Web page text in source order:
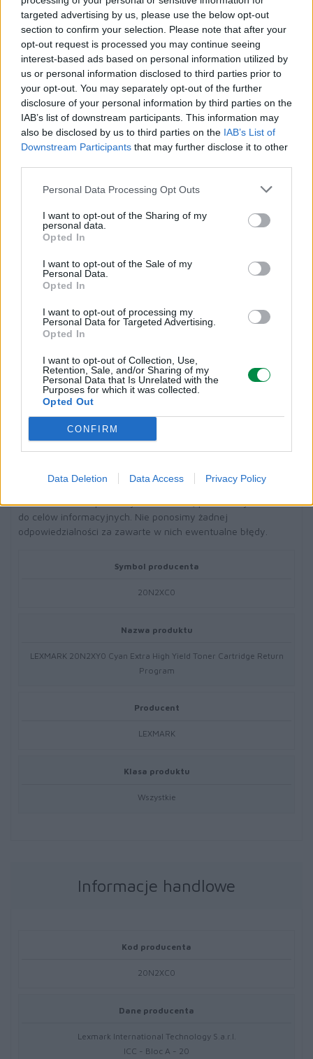
targeted advertising by us, please use the below opt-out
section to confirm your selection. Please note that after your
opt-out request is processed you may continue seeing
interest-based ads based on personal information utilized by
us or personal information disclosed to third parties prior to
your opt-out. You may separately opt-out of the further
disclosure of your personal information by third parties on the
IAB’s list of downstream participants. This information may
also be disclosed by us to third parties on the IAB’s List of
Downstream Participants that may further disclose it to other
Personal Data Processing Opt Outs
I want to opt-out of the Sharing of my
personal data.
Opted In
I want to opt-out of the Sale of my
Personal Data.
Opted In
I want to opt-out of processing my
Personal Data for Targeted Advertising.
Opted In
I want to opt-out of Collection, Use,
Retention, Sale, and/or Sharing of my
Personal Data that Is Unrelated with the
Purposes for which it was collected.
Opted Out
CONFIRM
Data Deletion Data Access Privacy Policy
Laserowa
Cyjan
Ilość w komplecie:
1 szt.
Do 6700 stron ISO/IEC 19798
Różne
Lexmark Cartridge Collection Program
Lexmark CS431dw, CX431adw, CX431dw
Dane techniczne przekazywane nam są przez firmy trzecie
do celów informacyjnych. Nie ponosimy żadnej
odpowiedzialności za zawarte w nich ewentualne błędy.
Symbol producenta
20N2XC0
Nazwa produktu
LEXMARK 20N2XY0 Cyan Extra High Yield Toner Cartridge Return
Program
Producent
LEXMARK
Klasa produktu
Wszystkie
Informacje handlowe
Kod producenta
20N2XC0
Dane producenta
Lexmark International Technology S.a.r.l.
ICC - Bloc A - 20